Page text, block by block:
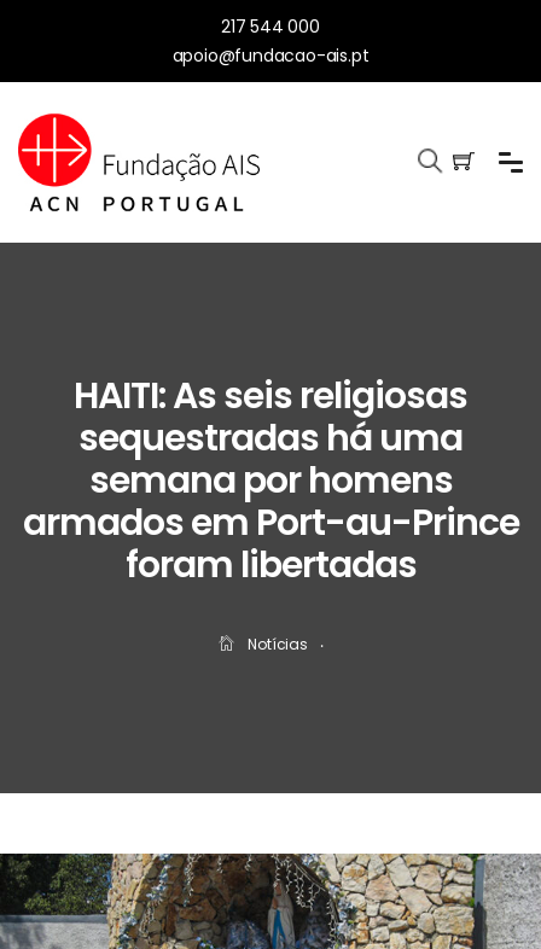
217 544 000
apoio@fundacao-ais.pt
HAITI: As seis religiosas
sequestradas há uma
semana por homens
armados em Port-au-Prince
foram libertadas
Notícias ‧